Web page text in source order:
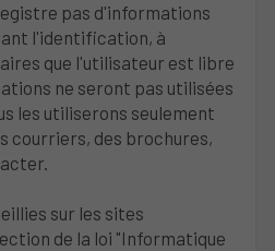
pas d'informations
l'identification, à
que l'utilisateur est libre
ne seront pas utilisées
les utiliserons seulement
courriers, des brochures,
sur les sites
de la loi "Informatique